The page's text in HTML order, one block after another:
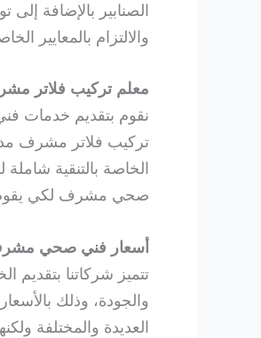
الصنابير بالإضافة
والالتزام بالمعايير
معلم تركيب فلاتر
نقوم بتقديم خدمات
تركيب فلاتر مشرف
الخاصة بالتنقية
صحي مشرف لكي يقوم
أسعار فني صحي
تتميز شركاتنا
والجودة، وذلك
العديدة والمختلفة